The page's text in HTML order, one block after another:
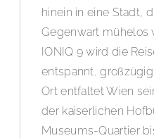
hinein in eine Stadt,
Gegenwart mühelos
IONIQ 9 wird die
entspannt,
Ort entfaltet Wien
der kaiserlichen
Museums-Quartier